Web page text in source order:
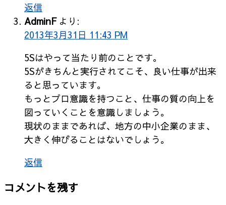
返信
AdminF より:
2013年3月31日 11:43 PM
5Sはやって当たり前のことです。
5Sがきちんと実行されてこそ、良い仕事が出来
ると思っています。
もっとプロ意識を持つこと、仕事の質の向上を
図っていくことを意識しましょう。
現状のままであれば、地方の中小企業のまま、
大きく伸びることはないでしょう。
返信
コメントを残す